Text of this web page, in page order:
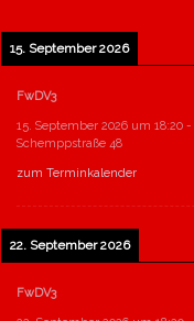
15. September 2026
FwDV3
15. September 2026 um 18:20 -
Schemppstraße 48
zum Terminkalender
22. September 2026
FwDV3